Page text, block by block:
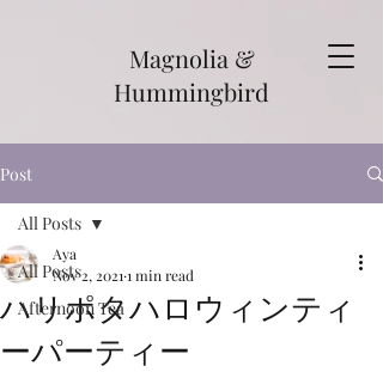
Magnolia &
Hummingbird
Post
All Posts
Afternoon Tea
All Posts
ハリポタハロウィンティ
ーパーティー
Aya
Nov 2, 2021 1 min read